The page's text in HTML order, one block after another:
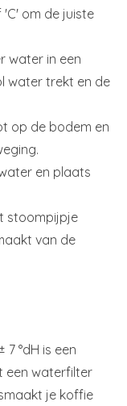
'C' om de juiste
water in een
water trekt en de
op de bodem en
en plaats
stoompijpje
van de
°dH is een
een waterfilter
je koffie